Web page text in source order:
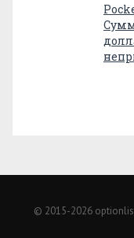
© 2015-2026